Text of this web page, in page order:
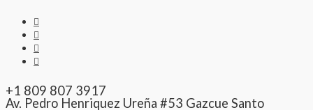
+1 809 807 3917
Av. Pedro Henriquez Ureña #53 Gazcue Santo